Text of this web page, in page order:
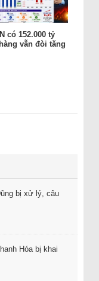
có 152.000 tỷ
vẫn đòi tăng
bị xử lý, câu
Hóa bị khai